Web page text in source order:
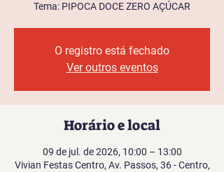
Tema: PIPOCA DOCE ZERO AÇÚCAR
O registro está fechado
Ver outros eventos
Horário e local
09 de jul. de 2026, 10:00 – 13:00
Vivian Festas Centro, Av. Passos, 36 - Centro,